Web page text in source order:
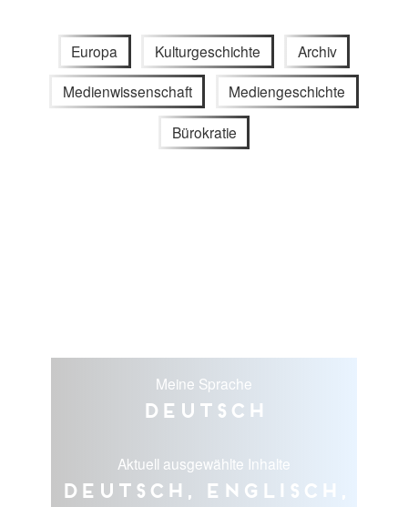
Europa Kulturgeschichte Archiv
Medienwissenschaft Mediengeschichte
Bürokratie
Meine Sprache
Deutsch
Aktuell ausgewählte Inhalte
Deutsch, Englisch,